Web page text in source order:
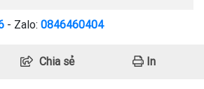
- Zalo: 0846460404
Chia sẻ In